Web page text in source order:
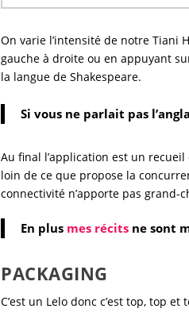
On varie l’intensité de notre Tiani
gauche à droite ou en appuyant
la langue de Shakespeare.
Si vous ne parlait pas
Au final l’application est un
loin de ce que propose la
connectivité n’apporte pas grand-
En plus mes récits ne sont
PACKAGING
C’est un Lelo donc c’est top, top et